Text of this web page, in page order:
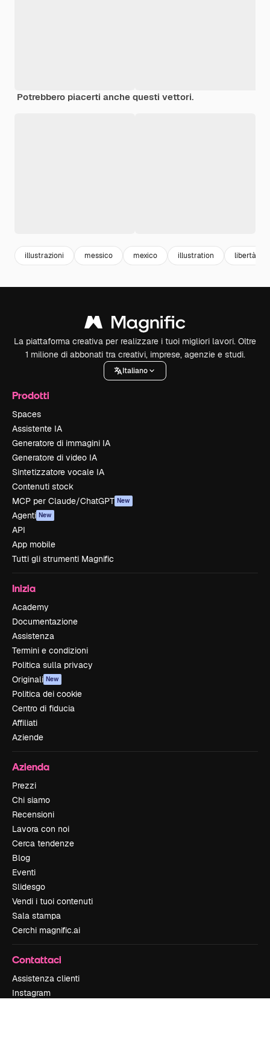
Potrebbero piacerti anche questi vettori.
illustrazioni messico mexico illustration libertà
La piattaforma creativa per realizzare i tuoi migliori lavori. Oltre
1 milione di abbonati tra creativi, imprese, agenzie e studi.
Italiano
Prodotti
Spaces
Assistente IA
Generatore di immagini IA
Generatore di video IA
Sintetizzatore vocale IA
Contenuti stock
MCP per Claude/ChatGPT New
Agenti New
API
App mobile
Tutti gli strumenti Magnific
Inizia
Academy
Documentazione
Assistenza
Termini e condizioni
Politica sulla privacy
Originali New
Politica dei cookie
Centro di fiducia
Affiliati
Aziende
Azienda
Prezzi
Chi siamo
Recensioni
Lavora con noi
Cerca tendenze
Blog
Eventi
Slidesgo
Vendi i tuoi contenuti
Sala stampa
Cerchi magnific.ai
Contattaci
Assistenza clienti
Instagram